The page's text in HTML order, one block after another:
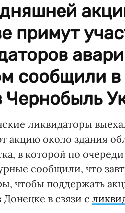
примут
сообщили в
ликвидаторы
акцию около здания
в которой по
сообщили, что
чтобы поддержать
в связи с